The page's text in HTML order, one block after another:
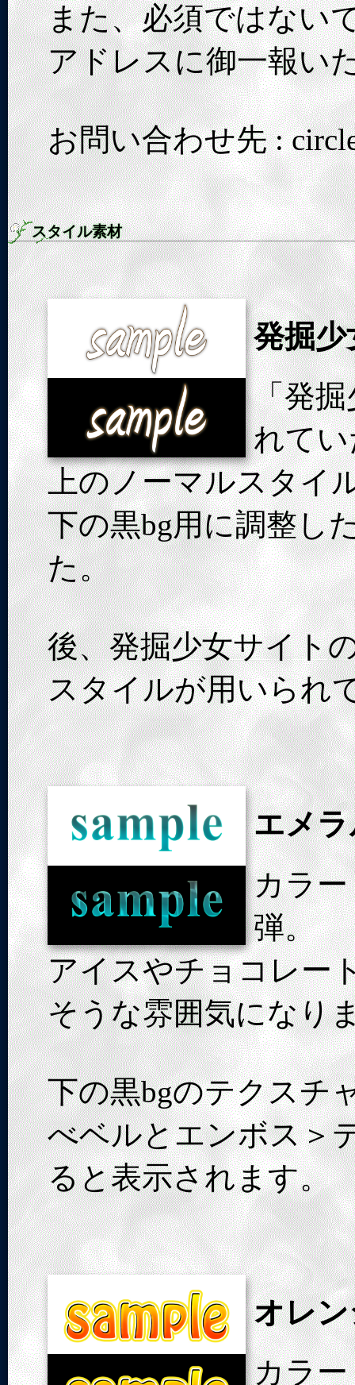
また、必須ではない
アドレスに御一報い
お問い合わせ先 :
スタイル素材
発掘少
「発
れて
上のノーマルスタイ
下の黒bg用に調整し
た。
後、発掘少女サイト
スタイルが用いられ
エメ
カラ
弾。
アイスやチョコレー
そうな雰囲気になり
下の黒bgのテクスチ
べベルとエンボス＞
ると表示されます。
オレ
カラ